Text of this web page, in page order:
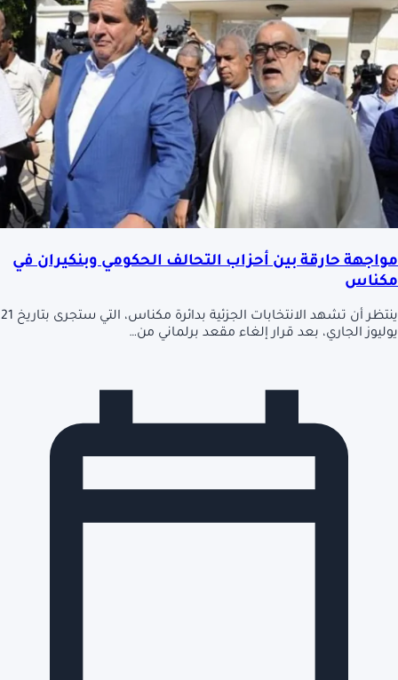
مواجهة حارقة بين أحزاب التحالف الحكومي وبنكيران في
مكناس
ينتظر أن تشهد الانتخابات الجزئية بدائرة مكناس، التي ستجرى بتاريخ 21
يوليوز الجاري، بعد قرار إلغاء مقعد برلماني من…